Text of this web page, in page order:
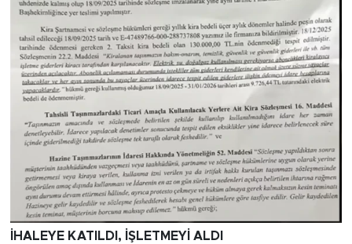
İHALEYE KATILDI, İŞLETMEYİ ALDI